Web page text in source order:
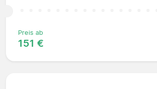
Preis ab
151 €